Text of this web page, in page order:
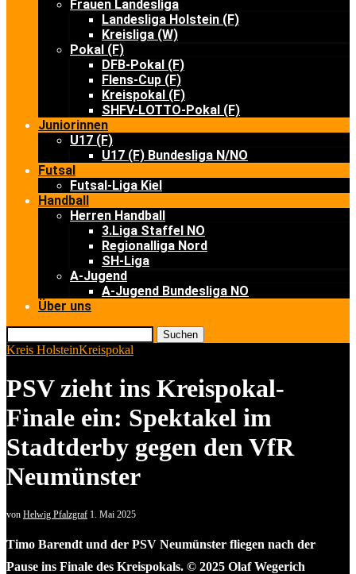
Frauen Landesliga
Landesliga Holstein (F)
Kreisliga (W)
Pokal (F)
DFB-Pokal (F)
Flens-Cup (F)
Kreispokal (F)
SHFV-LOTTO-Pokal (F)
Juniorinnen
U17 (F)
U17 (F) Bundesliga N/NO
Futsal
Futsal-Liga Kiel
Handball
Herren Handball
3.Liga Staffel NO
Regionalliga Nord
SH-Liga
A-Jugend
A-Jugend Bundesliga NO
Über uns
Suchen
Kreis HolsteinKreispokal
PSV zieht ins Kreispokal-
Finale ein: Spektakel im
Stadtderby gegen den VfR
Neumünster
von Helwig Pfalzgraf 1. Mai 2025
Timo Barendt und der PSV Neumünster fliegen nach der
Pause ins Finale des Kreispokals. © 2025 Olaf Wegerich